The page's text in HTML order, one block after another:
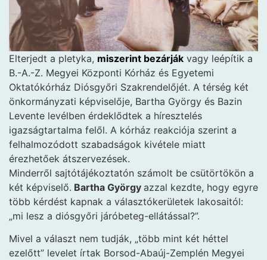
Elterjedt a pletyka, miszerint bezárják vagy leépítik a
B.-A.-Z. Megyei Központi Kórház és Egyetemi
Oktatókórház Diósgyőri Szakrendelőjét. A térség két
önkormányzati képviselője, Bartha György és Bazin
Levente levélben érdeklődtek a híresztelés
igazságtartalma felől. A kórház reakciója szerint a
felhalmozódott szabadságok kivétele miatt
érezhetőek átszervezések.
Minderről sajtótájékoztatón számolt be csütörtökön a
két képviselő. Bartha György azzal kezdte, hogy egyre
több kérdést kapnak a választókerületek lakosaitól:
„mi lesz a diósgyőri járóbeteg-ellátással?”.
Mivel a választ nem tudják, „több mint két héttel
ezelőtt” levelet írtak Borsod-Abaúj-Zemplén Megyei